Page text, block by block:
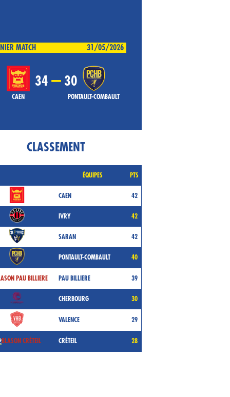
MATCH 31/05/2026
CAEN
34 –
PONTAULT-COMBAULT
30
CLASSEMENT
ÉQUIPES PTS
CAEN 42
IVRY 42
SARAN 42
PONTAULT-COMBAULT 40
PAU BILLIERE 39
CHERBOURG 30
VALENCE 29
CRÉTEIL 28